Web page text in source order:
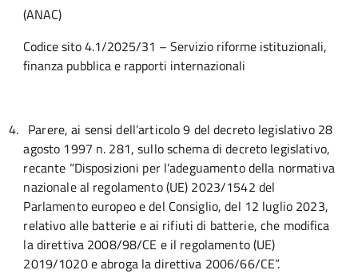
(ANAC)
Codice sito 4.1/2025/31 – Servizio riforme istituzionali,
finanza pubblica e rapporti internazionali
4. Parere, ai sensi dell’articolo 9 del decreto legislativo 28
agosto 1997 n. 281, sullo schema di decreto legislativo,
recante “Disposizioni per l’adeguamento della normativa
nazionale al regolamento (UE) 2023/1542 del
Parlamento europeo e del Consiglio, del 12 luglio 2023,
relativo alle batterie e ai rifiuti di batterie, che modifica
la direttiva 2008/98/CE e il regolamento (UE)
2019/1020 e abroga la direttiva 2006/66/CE”.